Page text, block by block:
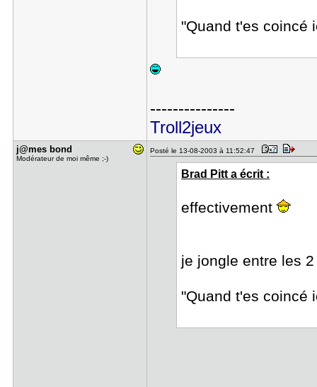
"Quand t'es coincé
---------------
Troll2jeux
j@mes bond
Modérateur de moi même ;-)
Posté le 13-08-2003 à 11:52:47
Brad Pitt a écrit :
effectivement
je jongle entre les
"Quand t'es coincé